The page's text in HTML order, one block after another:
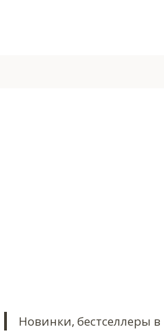
Новинки, бестселлеры